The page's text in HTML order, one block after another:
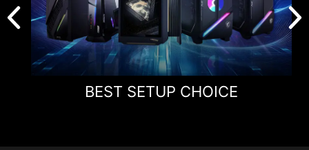
BEST SETUP CHOICE